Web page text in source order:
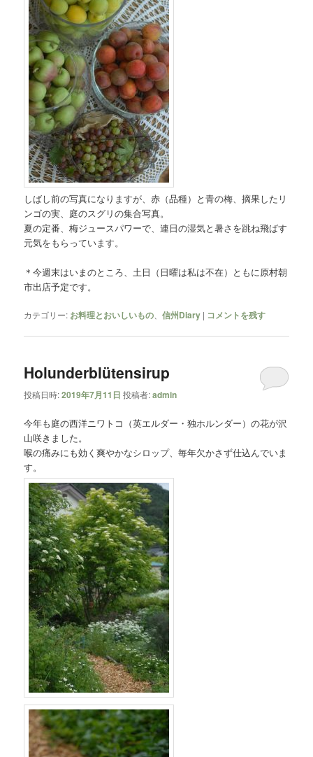
しばし前の写真になりますが、赤（品種）と青の梅、摘果したリ
ンゴの実、庭のスグリの集合写真。
夏の定番、梅ジュースパワーで、連日の湿気と暑さを跳ね飛ばす
元気をもらっています。
＊今週末はいまのところ、土日（日曜は私は不在）ともに原村朝
市出店予定です。
カテゴリー: お料理とおいしいもの 、信州Diary | コメントを残す
Holunderblütensirup
投稿日時:2019年7月11日 投稿者:admin
今年も庭の西洋ニワトコ（英エルダー・独ホルンダー）の花が沢
山咲きました。
喉の痛みにも効く爽やかなシロップ、毎年欠かさず仕込んでいま
す。